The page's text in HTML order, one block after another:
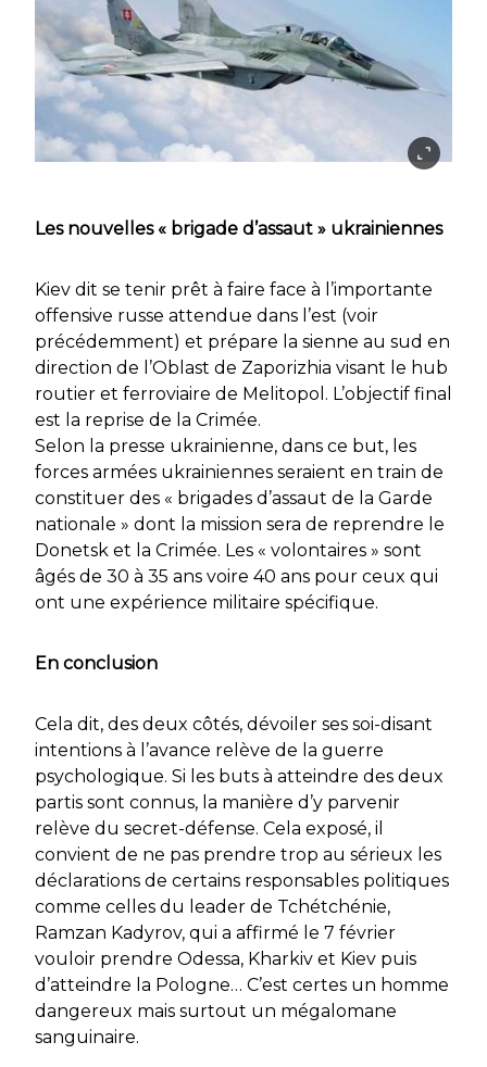
Les nouvelles « brigade d’assaut » ukrainiennes
Kiev dit se tenir prêt à faire face à l’importante
offensive russe attendue dans l’est (voir
précédemment) et prépare la sienne au sud en
direction de l’Oblast de Zaporizhia visant le hub
routier et ferroviaire de Melitopol. L’objectif final
est la reprise de la Crimée.
Selon la presse ukrainienne, dans ce but, les
forces armées ukrainiennes seraient en train de
constituer des « brigades d’assaut de la Garde
nationale » dont la mission sera de reprendre le
Donetsk et la Crimée. Les « volontaires » sont
âgés de 30 à 35 ans voire 40 ans pour ceux qui
ont une expérience militaire spécifique.
En conclusion
Cela dit, des deux côtés, dévoiler ses soi-disant
intentions à l’avance relève de la guerre
psychologique. Si les buts à atteindre des deux
partis sont connus, la manière d’y parvenir
relève du secret-défense. Cela exposé, il
convient de ne pas prendre trop au sérieux les
déclarations de certains responsables politiques
comme celles du leader de Tchétchénie,
Ramzan Kadyrov, qui a affirmé le 7 février
vouloir prendre Odessa, Kharkiv et Kiev puis
d’atteindre la Pologne… C’est certes un homme
dangereux mais surtout un mégalomane
sanguinaire.